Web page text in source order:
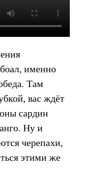
именно
Там
вас ждёт
сардин
Ну и
черепахи,
этими же